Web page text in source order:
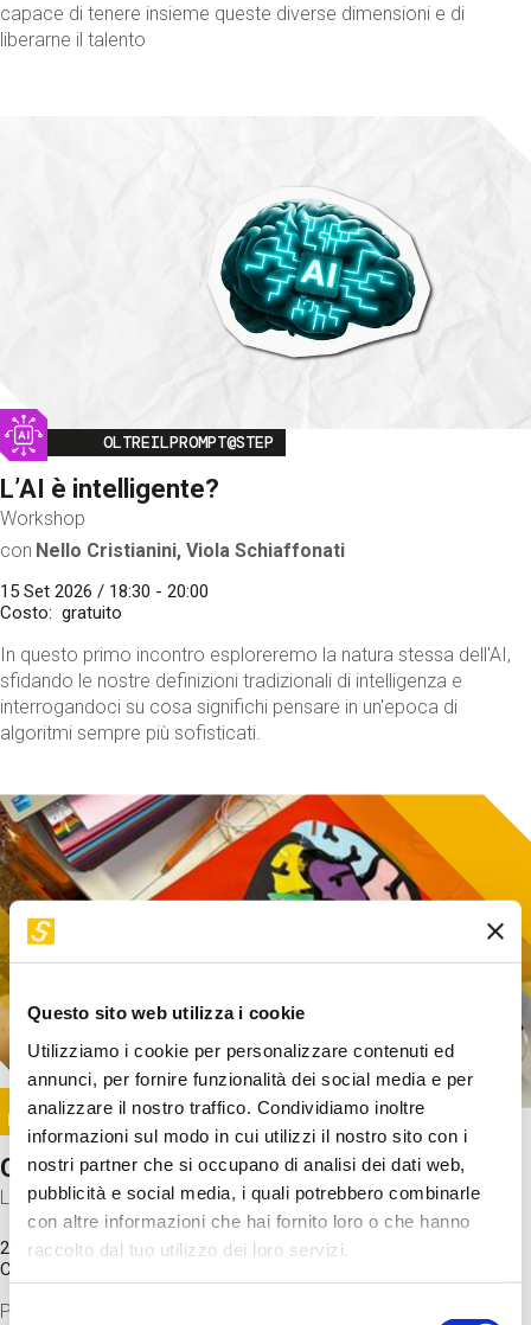
Questo sito web utilizza i cookie
Utilizziamo i cookie per personalizzare contenuti ed
annunci, per fornire funzionalità dei social media e per
analizzare il nostro traffico. Condividiamo inoltre
informazioni sul modo in cui utilizzi il nostro sito con i
nostri partner che si occupano di analisi dei dati web,
pubblicità e social media, i quali potrebbero combinarle
con altre informazioni che hai fornito loro o che hanno
raccolto dal tuo utilizzo dei loro servizi.
Selezione
capace di tenere insieme queste diverse dimensioni e di
liberarne il talento
Image
OLTREILPROMPT@STEP
L’AI è intelligente?
Workshop
con Nello Cristianini, Viola Schiaffonati
15 Set 2026 / 18:30 - 20:00
Costo
gratuito
In questo primo incontro esploreremo la natura stessa dell'AI,
sfidando le nostre definizioni tradizionali di intelligenza e
interrogandoci su cosa significhi pensare in un'epoca di
algoritmi sempre più sofisticati.
Image
SUNDAY@STEP
Come funziona il cervello?
Laboratorio
20 Set 2026 / 11:15 - 13:00
Costo
Proveremo a costruire un cervello in cartoncino cercando di